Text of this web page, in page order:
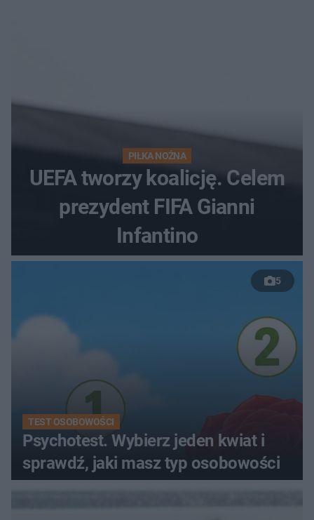
PIŁKA NOŻNA
UEFA tworzy koalicję. Celem
prezydent FIFA Gianni
Infantino
5
TEST OSOBOWOŚCI
Psychotest. Wybierz jeden kwiat i
sprawdź, jaki masz typ osobowości